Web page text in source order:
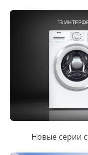
Новые серии